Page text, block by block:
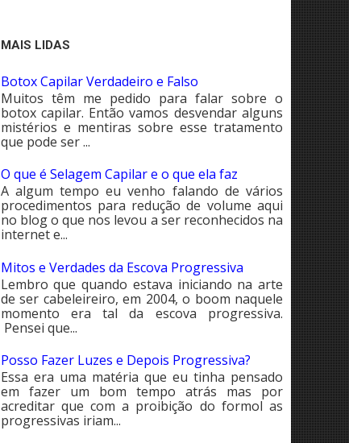
MAIS LIDAS
Botox Capilar Verdadeiro e Falso
Muitos têm me pedido para falar sobre o
botox capilar. Então vamos desvendar alguns
mistérios e mentiras sobre esse tratamento
que pode ser ...
O que é Selagem Capilar e o que ela faz
A algum tempo eu venho falando de vários
procedimentos para redução de volume aqui
no blog o que nos levou a ser reconhecidos na
internet e...
Mitos e Verdades da Escova Progressiva
Lembro que quando estava iniciando na arte
de ser cabeleireiro, em 2004, o boom naquele
momento era tal da escova progressiva.
Pensei que...
Posso Fazer Luzes e Depois Progressiva?
Essa era uma matéria que eu tinha pensado
em fazer um bom tempo atrás mas por
acreditar que com a proibição do formol as
progressivas iriam...